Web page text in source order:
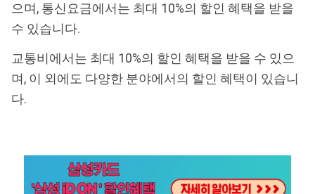
으며, 통신요금에서는 최대 10%의 할인 혜택을 받을
수 있습니다.
교통비에서는 최대 10%의 할인 혜택을 받을 수 있으
며, 이 외에도 다양한 분야에서의 할인 혜택이 있습니
다.